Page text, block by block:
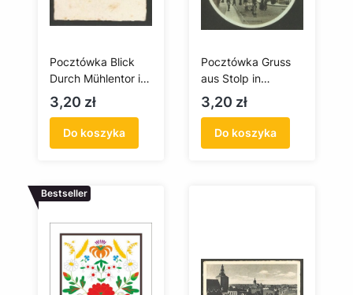
Pocztówka Blick
Durch Mühlentor in
Stolp / Widok z
Bramy Młyńskiej w
Słupsku
Cena
3,20 zł
Do koszyka
Pocztówka Gruss
aus Stolp in
Pommern.
Holzentorstrasse /
Pozdrowienia ze
Słupska na
Cena
3,20 zł
Do koszyka
Bestseller